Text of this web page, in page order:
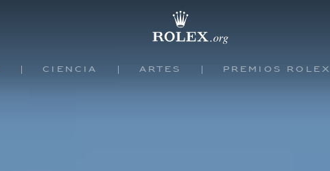
Ciencia Artes Premios Rolex